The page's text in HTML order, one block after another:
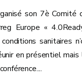
son 7è Comité
Europe «
sanitaires
en présentiel mais